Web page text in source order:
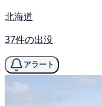
北海道
37件の出没
アラート